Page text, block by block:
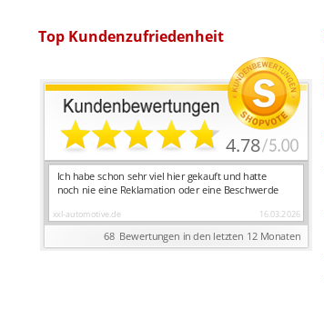
Top Kundenzufriedenheit